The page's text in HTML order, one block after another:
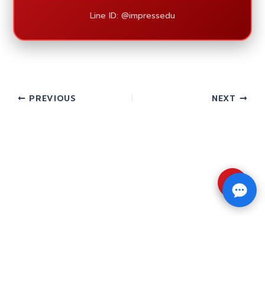
Line ID: @impressedu
PREVIOUS NEXT
⇧